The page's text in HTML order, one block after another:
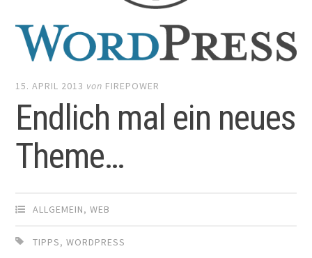
15. APRIL 2013 von FIREPOWER
Endlich mal ein neues
Theme…
ALLGEMEIN,WEB
TIPPS,WORDPRESS